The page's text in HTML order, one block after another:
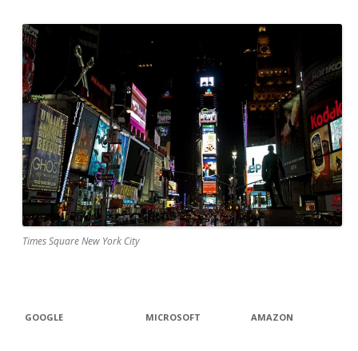
Times Square New York City
GOOGLE MICROSOFT AMAZON